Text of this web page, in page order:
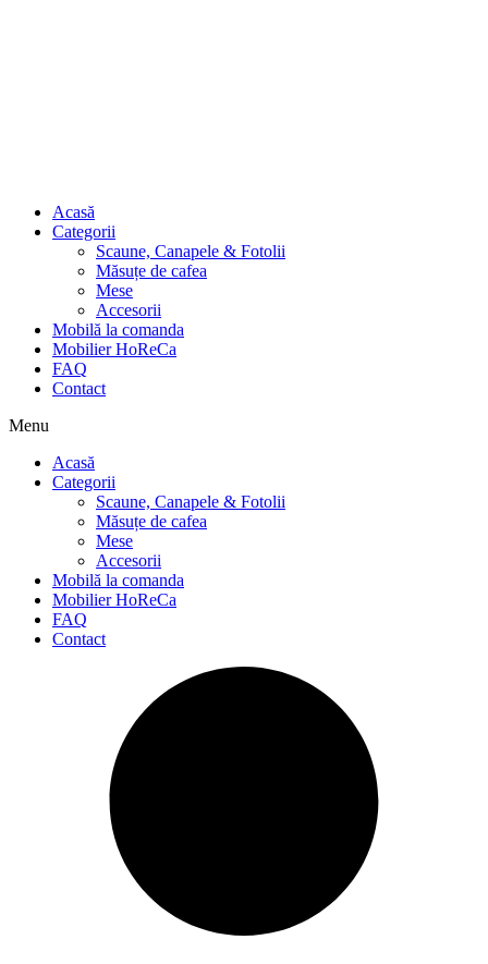
Acasă
Categorii
Scaune, Canapele & Fotolii
Măsuțe de cafea
Mese
Accesorii
Mobilă la comanda
Mobilier HoReCa
FAQ
Contact
Menu
Acasă
Categorii
Scaune, Canapele & Fotolii
Măsuțe de cafea
Mese
Accesorii
Mobilă la comanda
Mobilier HoReCa
FAQ
Contact